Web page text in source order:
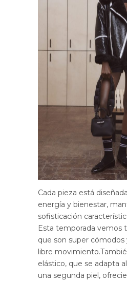
Cada pieza está
energía y bienestar,
sofisticación
Esta temporada vemos
que son super
libre
elástico, que se adapta
una segunda piel,